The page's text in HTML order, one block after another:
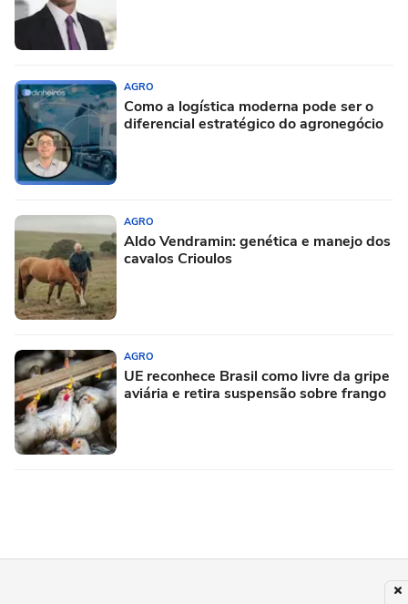
AGRO
Como a logística moderna pode ser o
diferencial estratégico do agronegócio
AGRO
Aldo Vendramin: genética e manejo dos
cavalos Crioulos
AGRO
UE reconhece Brasil como livre da gripe
aviária e retira suspensão sobre frango